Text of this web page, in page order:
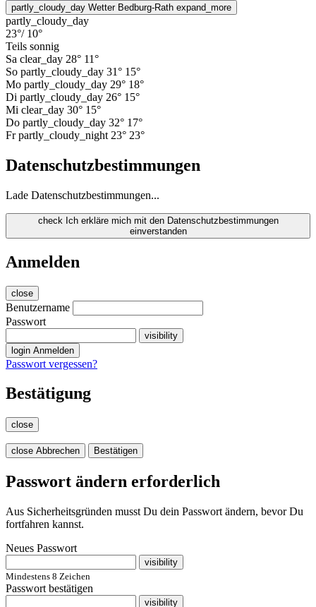
partly_cloudy_day Wetter Bedburg-Rath expand_more
partly_cloudy_day
23°/ 10°
Teils sonnig
Sa clear_day 28° 11°
So partly_cloudy_day 31° 15°
Mo partly_cloudy_day 29° 18°
Di partly_cloudy_day 26° 15°
Mi clear_day 30° 15°
Do partly_cloudy_day 32° 17°
Fr partly_cloudy_night 23° 23°
Datenschutzbestimmungen
Lade Datenschutzbestimmungen...
check Ich erkläre mich mit den Datenschutzbestimmungen
einverstanden
Anmelden
close
Benutzername
Passwort
visibility
login Anmelden
Passwort vergessen?
Bestätigung
close
close Abbrechen Bestätigen
Passwort ändern erforderlich
Aus Sicherheitsgründen musst Du dein Passwort ändern, bevor Du
fortfahren kannst.
Neues Passwort
visibility
Mindestens 8 Zeichen
Passwort bestätigen
visibility